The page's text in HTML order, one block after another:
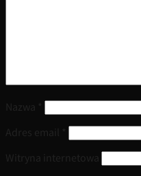
Nazwa
Adres email
Witryna internetowa